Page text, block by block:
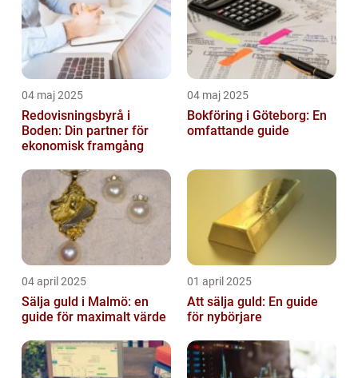
04 maj 2025
Redovisningsbyrå i
Boden: Din partner för
ekonomisk framgång
04 maj 2025
Bokföring i Göteborg: En
omfattande guide
04 april 2025
Sälja guld i Malmö: en
guide för maximalt värde
01 april 2025
Att sälja guld: En guide
för nybörjare